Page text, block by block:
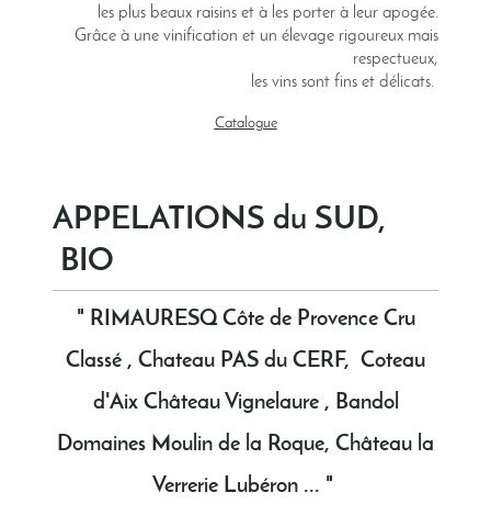
les plus beaux raisins et à les porter à leur apogée.
Grâce à une vinification et un élevage rigoureux mais
respectueux,
les vins sont fins et délicats.
Catalogue
APPELATIONS du SUD,
BIO
" RIMAURESQ Côte de Provence Cru
Classé , Chateau PAS du CERF, Coteau
d'Aix Château Vignelaure , Bandol
Domaines Moulin de la Roque, Château la
Verrerie Lubéron ... "